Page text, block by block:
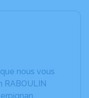
nous vous
RABOULIN